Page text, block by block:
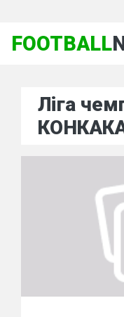
FOOTBALL
Ліга